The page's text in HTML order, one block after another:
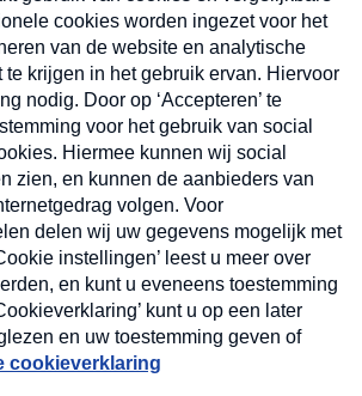
Verzend
abonnement op onze
vrijdag- en dinsdagochtend in uw